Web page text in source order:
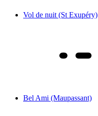
Vol de nuit (St Exupéry)
Bel Ami (Maupassant)